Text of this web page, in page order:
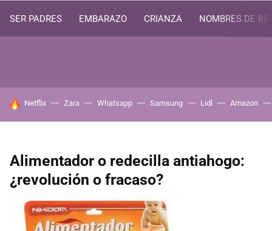
SER PADRES EMBARAZO CRIANZA NOMBRES DE
HOY SE HABLA DE
Netflix Zara Whatsapp Samsung Lidl Amazon
Alimentador o redecilla antiahogo:
¿revolución o fracaso?